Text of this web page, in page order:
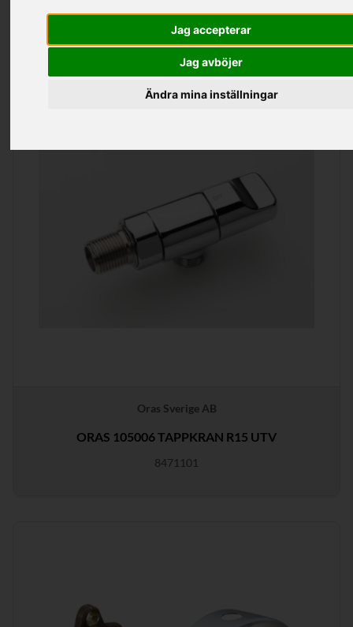
Jag accepterar
Jag avböjer
Ändra mina inställningar
Visa
Oras Sverige AB
ORAS 105006 TAPPKRAN R15 UTV
8471101